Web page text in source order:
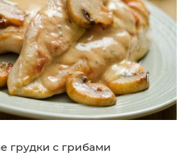
грудки с грибами